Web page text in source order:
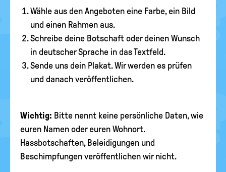
Wähle aus den Angeboten eine Farbe, ein Bild
und einen Rahmen aus.
Schreibe deine Botschaft oder deinen Wunsch
in deutscher Sprache in das Textfeld.
Sende uns dein Plakat. Wir werden es prüfen
und danach veröffentlichen.
Wichtig: Bitte nennt keine persönliche Daten, wie
euren Namen oder euren Wohnort.
Hassbotschaften, Beleidigungen und
Beschimpfungen veröffentlichen wir nicht.